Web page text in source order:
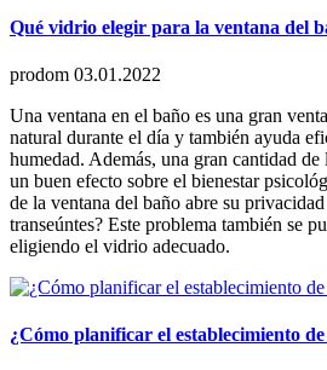
Qué vidrio elegir para la ventana del
prodom 03.01.2022
Una ventana en el baño es una gran
natural durante el día y también ayuda
humedad. Además, una gran cantidad
un buen efecto sobre el bienestar
de la ventana del baño abre su
transeúntes? Este problema también se
eligiendo el vidrio adecuado.
¿Cómo planificar el establecimiento